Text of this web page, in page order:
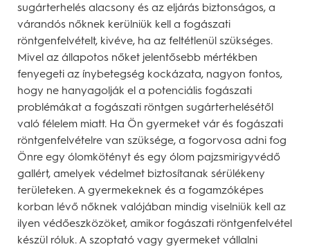
sugárterhelés alacsony és az eljárás biztonságos, a
várandós nőknek kerülniük kell a fogászati
röntgenfelvételt, kivéve, ha az feltétlenül szükséges.
Mivel az állapotos nőket jelentősebb mértékben
fenyegeti az ínybetegség kockázata, nagyon fontos,
hogy ne hanyagolják el a potenciális fogászati
problémákat a fogászati röntgen sugárterhelésétől
való félelem miatt. Ha Ön gyermeket vár és fogászati
röntgenfelvételre van szüksége, a fogorvosa adni fog
Önre egy ólomkötényt és egy ólom pajzsmirigyvédő
gallért, amelyek védelmet biztosítanak sérülékeny
területeken. A gyermekeknek és a fogamzóképes
korban lévő nőknek valójában mindig viselniük kell az
ilyen védőeszközöket, amikor fogászati röntgenfelvétel
készül róluk. A szoptató vagy gyermeket vállalni